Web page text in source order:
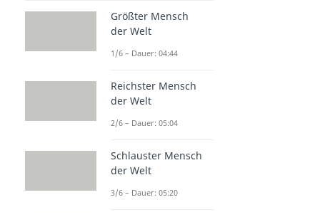
Größter Mensch
der Welt
1/6 – Dauer: 04:44
Reichster Mensch
der Welt
2/6 – Dauer: 05:04
Schlauster Mensch
der Welt
3/6 – Dauer: 05:20